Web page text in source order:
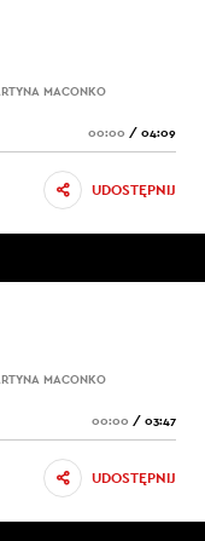
MACONKO
00:00 / 04:09
UDOSTĘPNIJ
MACONKO
00:00 / 03:47
UDOSTĘPNIJ